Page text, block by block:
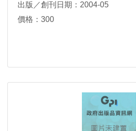
出版／創刊日期：2004-05
價格：300